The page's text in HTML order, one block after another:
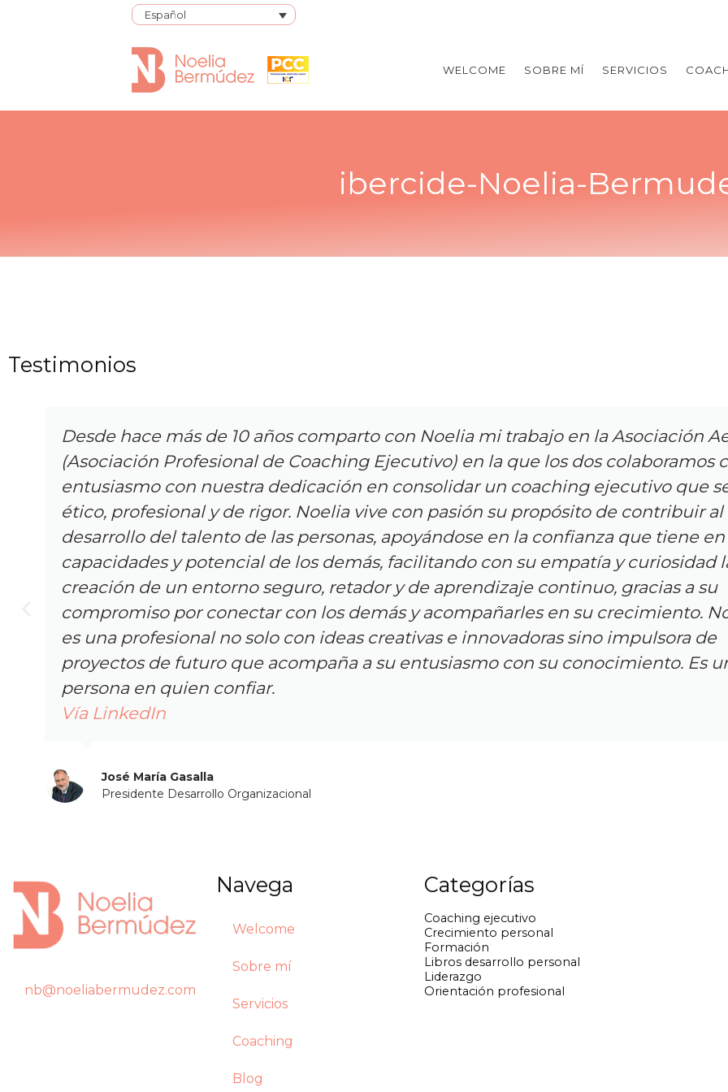
Español
WELCOME SOBRE MÍ SERVICIOS
ibercide-Noelia-
Testimonios
Desde hace más de 10 años comparto con Noelia mi trabajo en la Asociación
(Asociación Profesional de Coaching Ejecutivo) en la que los dos colaboramos
entusiasmo con nuestra dedicación en consolidar un coaching ejecutivo que
ético, profesional y de rigor. Noelia vive con pasión su propósito de contribuir al
desarrollo del talento de las personas, apoyándose en la confianza que tiene en
capacidades y potencial de los demás, facilitando con su empatía y curiosidad
creación de un entorno seguro, retador y de aprendizaje continuo, gracias a su
compromiso por conectar con los demás y acompañarles en su crecimiento.
es una profesional no solo con ideas creativas e innovadoras sino impulsora de
proyectos de futuro que acompaña a su entusiasmo con su conocimiento. Es
persona en quien confiar.
Vía LinkedIn
José María Gasalla
Presidente Desarrollo Organizacional
nb@noeliabermudez.com
Navega
Welcome
Sobre mí
Servicios
Coaching
Blog
Categorías
Coaching ejecutivo
Crecimiento personal
Formación
Libros desarrollo personal
Liderazgo
Orientación profesional